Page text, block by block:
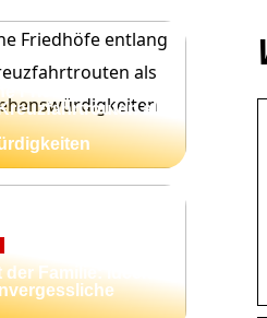
Friedhöfe entlang
als
Familie: Ideen